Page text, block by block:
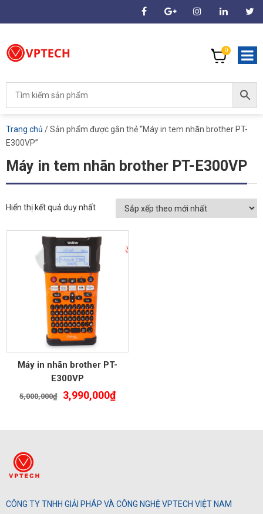
0
Trang chủ / Sản phẩm được gắn thẻ “Máy in tem nhãn brother PT-
E300VP”
Máy in tem nhãn brother PT-E300VP
Hiển thị kết quả duy nhất
Máy in nhãn brother PT-
E300VP
5,000,000₫
Giá
3,990,000₫Giá
CÔNG TY TNHH GIẢI PHÁP VÀ CÔNG NGHỆ VPTECH VIỆT NAM